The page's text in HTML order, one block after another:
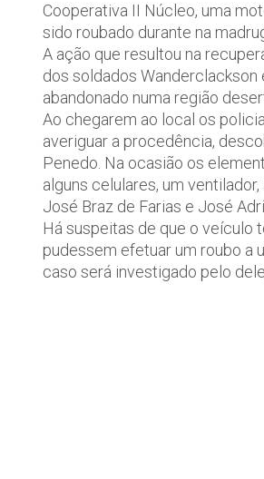
Cooperativa II Núcleo, uma
sido roubado durante na
A ação que resultou na
dos soldados
abandonado numa região
Ao chegarem ao local os
averiguar a procedência,
Penedo. Na ocasião os
alguns celulares, um
José Braz de Farias e José
Há suspeitas de que o veículo
pudessem efetuar um roubo a
caso será investigado pelo